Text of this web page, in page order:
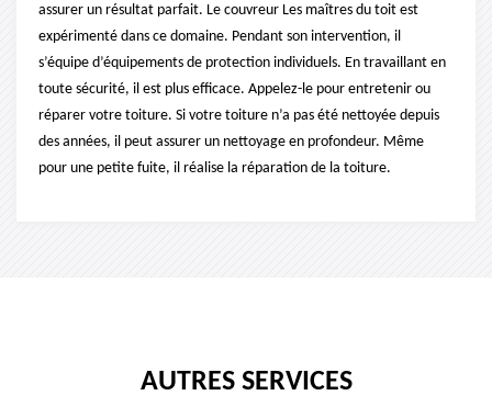
assurer un résultat parfait. Le couvreur Les maîtres du toit est
expérimenté dans ce domaine. Pendant son intervention, il
s’équipe d’équipements de protection individuels. En travaillant en
toute sécurité, il est plus efficace. Appelez-le pour entretenir ou
réparer votre toiture. Si votre toiture n’a pas été nettoyée depuis
des années, il peut assurer un nettoyage en profondeur. Même
pour une petite fuite, il réalise la réparation de la toiture.
AUTRES SERVICES